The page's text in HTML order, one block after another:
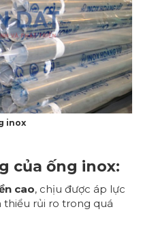
inox
của ống inox:
cao, chịu được áp lực
thiểu rủi ro trong quá